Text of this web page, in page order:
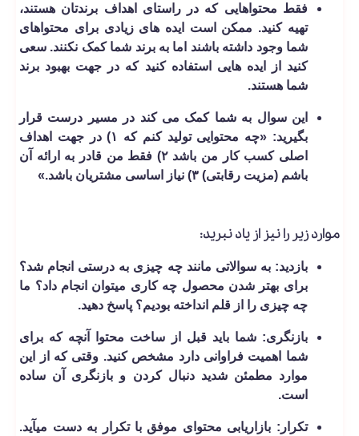
فقط محتواهایی که در راستای اهداف برندتان هستند،
تهیه کنید. ممکن است ایده های زیادی برای محتواهای
شما وجود داشته باشند اما به برند شما کمک نکنند. سعی
کنید از ایده هایی استفاده کنید که در جهت بهبود برند
شما هستند.
این سوال به شما کمک می ­کند در مسیر درست قرار
بگیرید: «چه محتوایی تولید کنم که ۱) در جهت اهداف
اصلی کسب کار من باشد ۲) فقط من قادر به ارائه آن
باشم (مزیت رقابتی) ۳) نیاز اساسی مشتریان باشد.»
موارد زیر را نیز از یاد نبرید:
بازدید: به سوالاتی مانند چه چیزی به درستی انجام شد؟
برای بهتر شدن محصول چه کاری می­توان انجام داد؟ ما
چه چیزی را از قلم انداخته بودیم؟ پاسخ دهید.
بازنگری: شما باید قبل از ساخت محتوا آنچه که برای
شما اهمیت فراوانی دارد مشخص کنید. وقتی که از این
موارد مطمئن شدید دنبال کردن و بازنگری آن ساده
است.
تکرار: بازاریابی محتوای موفق با تکرار به دست می­آید.